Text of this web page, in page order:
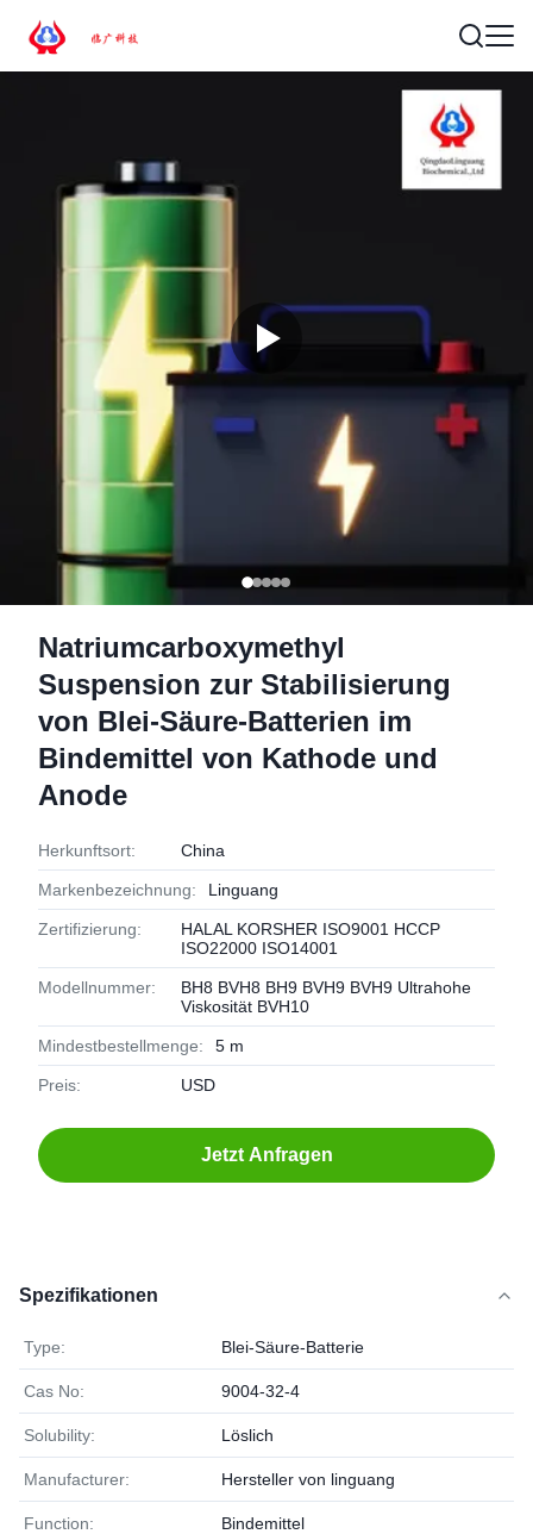
Natriumcarboxymethyl
Suspension zur Stabilisierung
von Blei-Säure-Batterien im
Bindemittel von Kathode und
Anode
Herkunftsort: China
Markenbezeichnung: Linguang
Zertifizierung:
HALAL KORSHER ISO9001 HCCP
ISO22000 ISO14001
Modellnummer:
BH8 BVH8 BH9 BVH9 BVH9 Ultrahohe
Viskosität BVH10
Mindestbestellmenge: 5 m
Preis: USD
Jetzt Anfragen
Spezifikationen
Type: Blei-Säure-Batterie
Cas No: 9004-32-4
Solubility: Löslich
Manufacturer: Hersteller von linguang
Function: Bindemittel